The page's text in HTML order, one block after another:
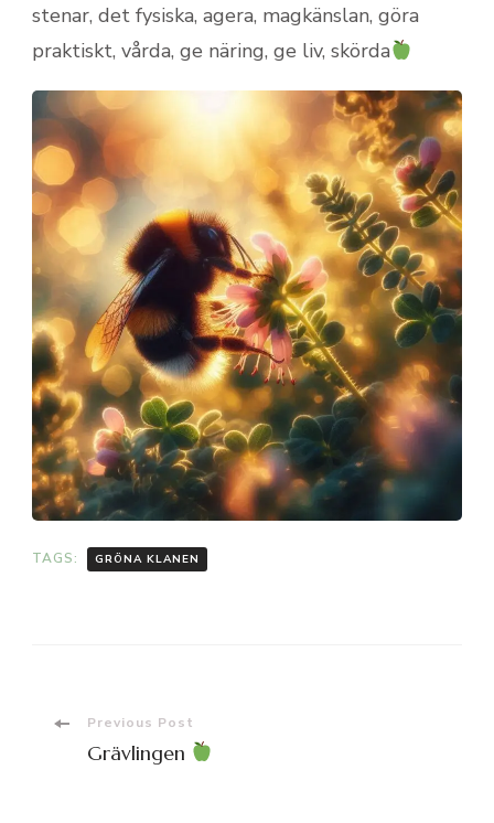
stenar, det fysiska, agera, magkänslan, göra
praktiskt, vårda, ge näring, ge liv, skörda
TAGS: GRÖNA KLANEN
PostPrevious Post
Grävlingen